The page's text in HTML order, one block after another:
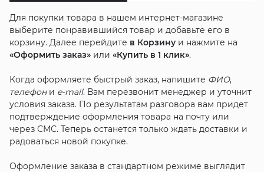
Для покупки товара в нашем интернет-магазине
выберите понравившийся товар и добавьте его в
корзину. Далее перейдите в Корзинуи нажмите на
«Оформить заказ»или «Купить в 1 клик».
Когда оформляете быстрый заказ, напишите ФИО,
телефони e-mail. Вам перезвонит менеджер и уточнит
условия заказа. По результатам разговора вам придет
подтверждение оформления товара на почту или
через СМС. Теперь останется только ждать доставки и
радоваться новой покупке.
Оформление заказа в стандартном режиме выглядит